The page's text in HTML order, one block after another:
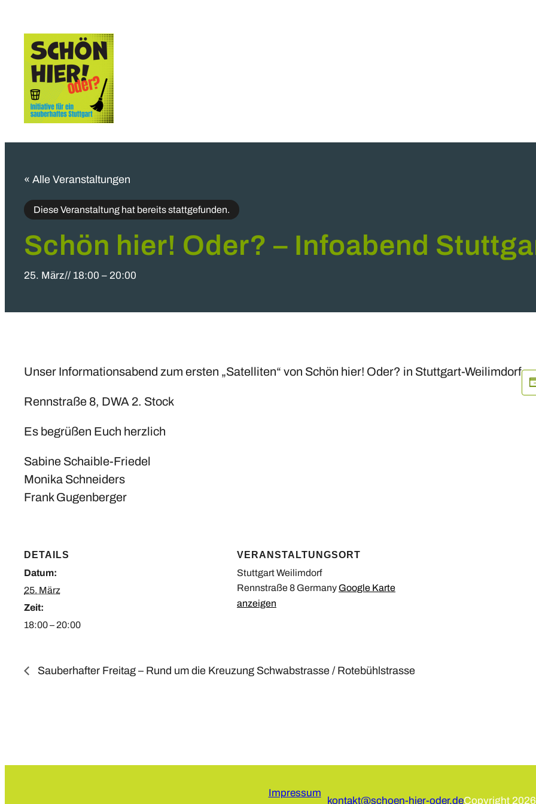
« Alle Veranstaltungen
Diese Veranstaltung hat bereits stattgefunden.
Schön hier! Oder? – Infoabend
25. März// 18:00 – 20:00
Unser Informationsabend zum ersten „Satelliten“ von Schön hier! Oder? in Stuttgart-Weilimdorf
Rennstraße 8, DWA 2. Stock
Es begrüßen Euch herzlich
Sabine Schaible-Friedel
Monika Schneiders
Frank Gugenberger
DETAILS
Datum:
25. März
Zeit:
18:00 – 20:00
VERANSTALTUNGSORT
Stuttgart Weilimdorf
Rennstraße 8 Germany Google Karte
anzeigen
Sauberhafter Freitag – Rund um die Kreuzung Schwabstrasse / Rotebühlstrasse
Impressum
kontakt@schoen-hier-oder.deCopyright 2026